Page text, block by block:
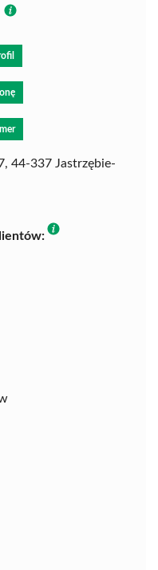
44-337 Jastrzębie-